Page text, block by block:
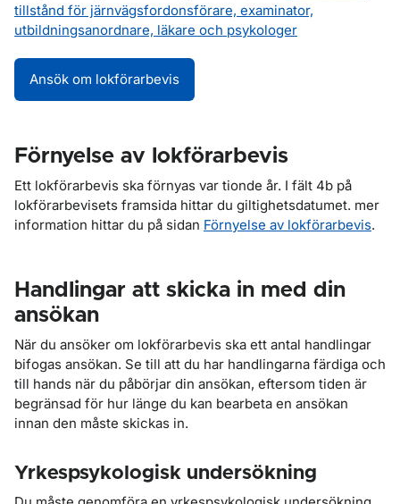
tillstånd för järnvägsfordonsförare, examinator,
utbildningsanordnare, läkare och psykologer
Ansök om lokförarbevis
Förnyelse av lokförarbevis
Ett lokförarbevis ska förnyas var tionde år. I fält 4b på
lokförarbevisets framsida hittar du giltighetsdatumet. mer
information hittar du på sidan Förnyelse av lokförarbevis.
Handlingar att skicka in med din
ansökan
När du ansöker om lokförarbevis ska ett antal handlingar
bifogas ansökan. Se till att du har handlingarna färdiga och
till hands när du påbörjar din ansökan, eftersom tiden är
begränsad för hur länge du kan bearbeta en ansökan
innan den måste skickas in.
Yrkespsykologisk undersökning